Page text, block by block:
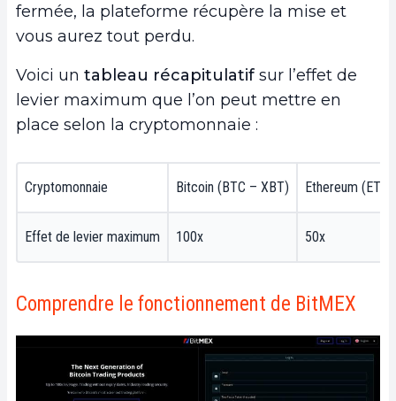
fermée, la plateforme récupère la mise et
vous aurez tout perdu.
Voici un tableau récapitulatif sur l’effet de
levier maximum que l’on peut mettre en
place selon la cryptomonnaie :
Cryptomonnaie Bitcoin (BTC – XBT) Ethereum (ETH)
Effet de levier maximum 100x 50x
Comprendre le fonctionnement de BitMEX